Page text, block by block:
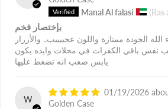
Manal Al falasi
(Ras
بإختصار فخم
الجودة ممتازة واللون عجييييب.. والأزرار
نفس باقي الكفرات في محلات وايده يكون
يابس صعب انه تضغط عليها
W
01/19/2026
Golden Case